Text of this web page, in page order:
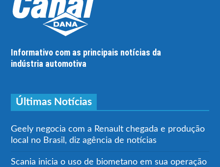
Informativo com as principais notícias da
indústria automotiva
Últimas Notícias
Geely negocia com a Renault chegada e produção
local no Brasil, diz agência de notícias
Scania inicia o uso de biometano em sua operação